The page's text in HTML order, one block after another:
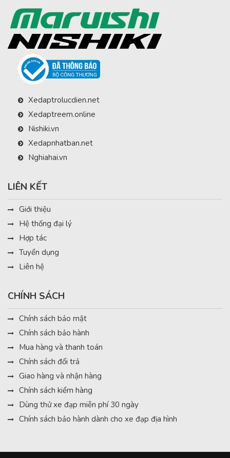
Xedaptrolucdien.net
Xedaptreem.online
Nishiki.vn
Xedapnhatban.net
Nghiahai.vn
LIÊN KẾT
Giới thiệu
Hệ thống đại lý
Hợp tác
Tuyển dụng
Liên hệ
CHÍNH SÁCH
Chính sách bảo mật
Chính sách bảo hành
Mua hàng và thanh toán
Chính sách đổi trả
Giao hàng và nhận hàng
Chính sách kiểm hàng
Dùng thử xe đạp miễn phí 30 ngày
Chính sách bảo hành dành cho xe đạp địa hình